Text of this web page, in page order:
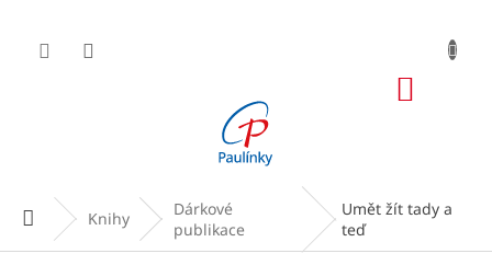
obsah
Domů Knihy
Dárkové
publikace
Umět žít tady a
teď